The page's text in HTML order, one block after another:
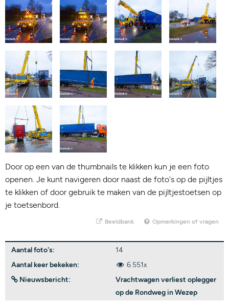
Door op een van de thumbnails te klikken kun je een foto
openen. Je kunt navigeren door naast de foto's op de pijltjes
te klikken of door gebruik te maken van de pijltjestoetsen op
je toetsenbord.
Beeldbank Opmerkingen of vragen
Aantal foto's:
14
Aantal keer bekeken:
6.551x
Nieuwsbericht:
Vrachtwagen verliest oplegger
op de Rondweg in Wezep